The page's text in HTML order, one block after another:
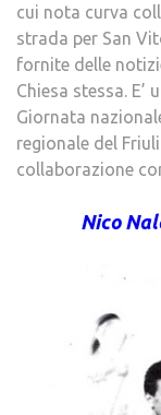
cui nota curva
strada per San
fornite delle
Chiesa stessa.
Giornata
regionale del
collaborazione
Nico